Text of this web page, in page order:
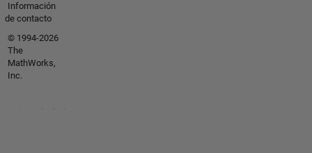
Información
de contacto
© 1994-2026
The
MathWorks,
Inc.